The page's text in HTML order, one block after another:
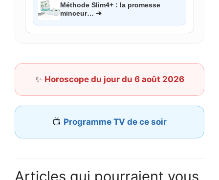
Méthode Slim4+ : la promesse
minceur… ➔
✨ Horoscope du jour du 6 août 2026
📺 Programme TV de ce soir
Articles qui pourraient vous